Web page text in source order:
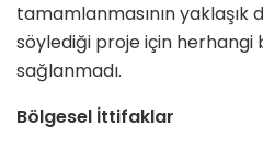
tamamlanmasının yaklaşık
söylediği proje için herhangi
sağlanmadı.
Bölgesel İttifaklar